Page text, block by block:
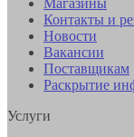
Контакты и
Новости
Вакансии
Поставщикам
Раскрытие
Услуги